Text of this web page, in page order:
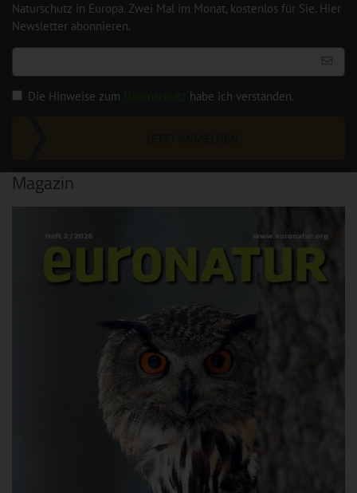
Naturschutz in Europa. Zwei Mal im Monat, kostenlos für Sie. Hier
Newsletter abonnieren.
Die Hinweise zum habe ich verstanden.
Magazin